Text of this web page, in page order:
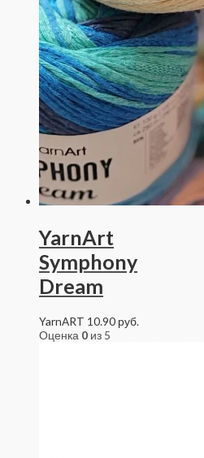
YarnArt
Symphony
Dream
YarnART 10.90 руб.
Оценка 0 из 5